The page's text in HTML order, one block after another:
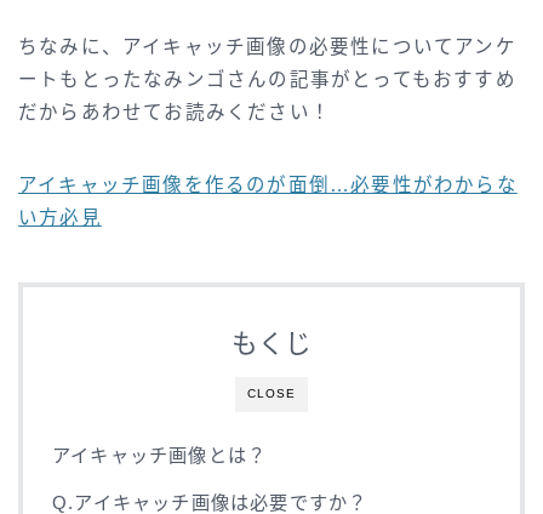
ちなみに、アイキャッチ画像の必要性についてアンケ
ートもとったなみンゴさんの記事がとってもおすすめ
だからあわせてお読みください！
アイキャッチ画像を作るのが面倒…必要性がわからな
い方必見
CLOSE
もくじ
アイキャッチ画像とは？
Q.アイキャッチ画像は必要ですか？